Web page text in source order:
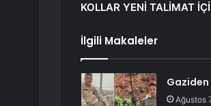
KOLLAR YENİ TALİMAT
İlgili Makaleler
Gaziden
Ağustos